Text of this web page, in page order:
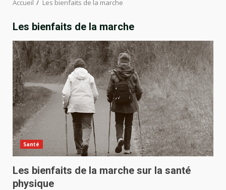
Accueil Les bienfaits de la marche
Les bienfaits de la marche
Santé
Les bienfaits de la marche sur la santé
physique